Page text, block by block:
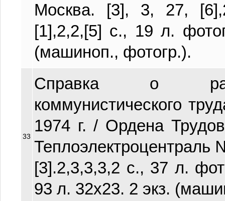
Москва. [3], 3, 27,
[1],2,2,[5] с., 19 л.
(машиноп., фотогр.).
33
Справка о
коммунистического
1974 г. / Ордена
[3].2,3,3,3,2 с., 37 л.
93 л. 32х23. 2 экз.